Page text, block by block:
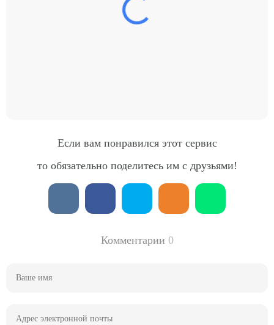
Если вам понравился этот сервис
то обязательно поделитесь им с друзьями!
Комментарии 0